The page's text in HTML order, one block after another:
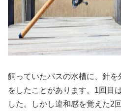
飼っていたバスの水槽に、針
をしたことがあります。1回目
した。しかし違和感を覚えた2